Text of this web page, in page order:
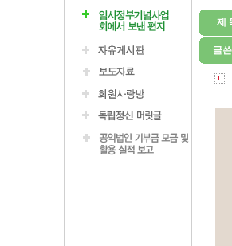
제
글쓴